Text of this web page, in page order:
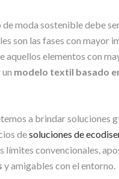
moda sostenible debe
son las fases con mayor
elementos con
modelo textil basado
a brindar soluciones
desoluciones de
límites convencionales,
y amigables con el entorno.